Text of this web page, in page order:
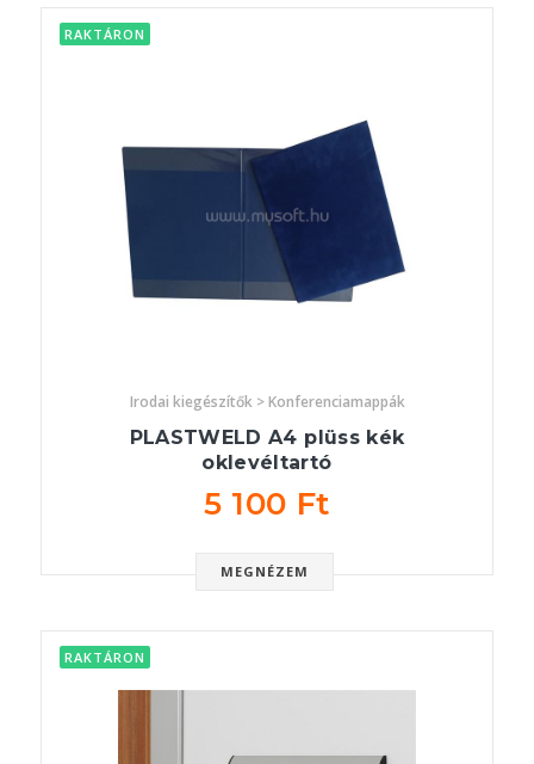
RAKTÁRON
Irodai kiegészítők > Konferenciamappák
PLASTWELD A4 plüss kék
oklevéltartó
5 100 Ft
MEGNÉZEM
RAKTÁRON